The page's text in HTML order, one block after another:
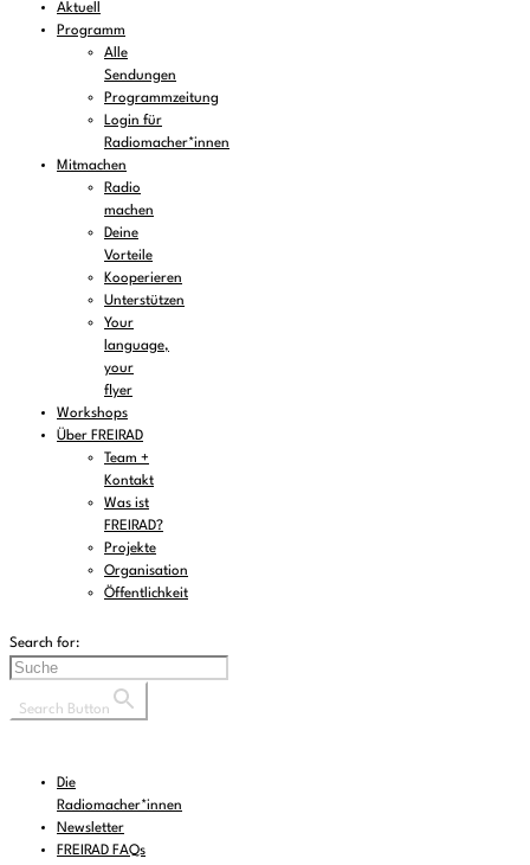
Aktuell
Programm
Alle
Sendungen
Programmzeitung
Login für
Radiomacher*innen
Mitmachen
Radio
machen
Deine
Vorteile
Kooperieren
Unterstützen
Your
language,
your
flyer
Workshops
Über FREIRAD
Team +
Kontakt
Was ist
FREIRAD?
Projekte
Organisation
Öffentlichkeit
Search for:
Search Button
Die
Radiomacher*innen
Newsletter
FREIRAD FAQs